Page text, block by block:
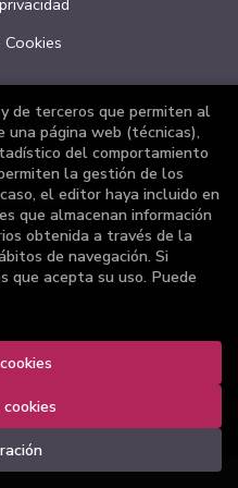
CLIENTE
los Derechos Reservados |
de terceros que permiten al
una página web (técnicas),
del comportamiento
la gestión de los
el editor haya incluido en
que almacenan información
obtenida a través de la
de navegación. Si
que acepta su uso. Puede